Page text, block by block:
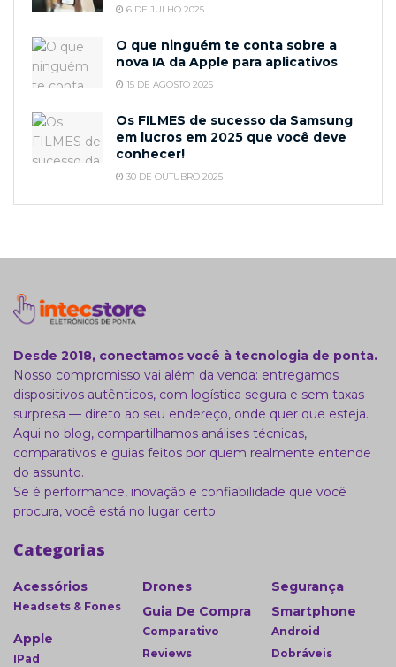
6 DE JULHO 2025
O que ninguém te conta sobre a
nova IA da Apple para aplicativos
15 DE AGOSTO 2025
Os FILMES de sucesso da Samsung
em lucros em 2025 que você deve
conhecer!
30 DE OUTUBRO 2025
Desde 2018, conectamos você à tecnologia de ponta.
Nosso compromisso vai além da venda: entregamos
dispositivos autênticos, com logística segura e sem taxas
surpresa — direto ao seu endereço, onde quer que esteja.
Aqui no blog, compartilhamos análises técnicas,
comparativos e guias feitos por quem realmente entende
do assunto.
Se é performance, inovação e confiabilidade que você
procura, você está no lugar certo.
Categorias
Acessórios
Headsets & Fones
Apple
IPad
Drones
Guia De Compra
Comparativo
Reviews
Segurança
Smartphone
Android
Dobráveis